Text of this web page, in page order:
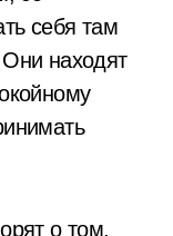
себя там
находят
о том,